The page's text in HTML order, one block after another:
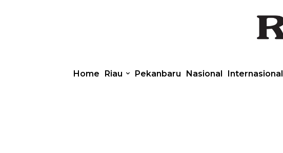
Home Riau Pekanbaru Nasional Internasional